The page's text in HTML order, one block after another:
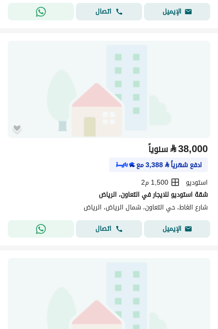
الإيميل
اتصال
⃁38,000 سنوياً
ادفع شهرياً⃁
3,388مع
استوديو
1,500 م2
شقة استوديو للايجار في التعاون، الرياض
شارع الغاط، حي التعاون، شمال الرياض، الرياض
الإيميل
اتصال